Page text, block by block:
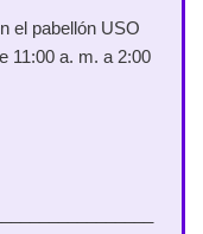
el pabellón USO
11:00 a. m. a 2:00